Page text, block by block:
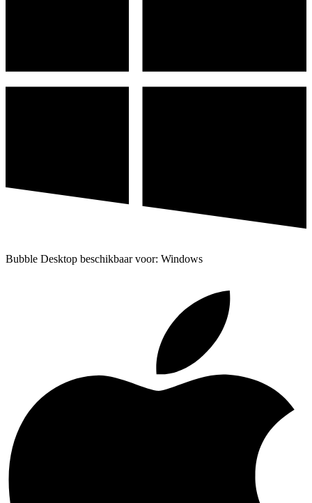
Bubble Desktop beschikbaar voor: Windows